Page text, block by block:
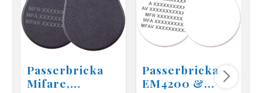
Passerbricka
Mifare,
Passerbricka
EM4200 &